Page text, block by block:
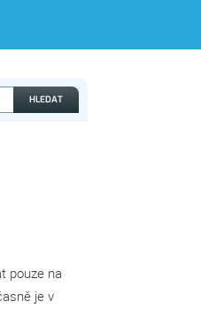
pouze na
je v